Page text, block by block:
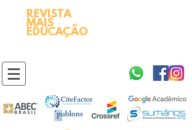
REVISTA
MAIS
EDUCAÇÃO